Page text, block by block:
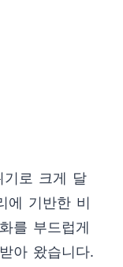
기로 크게 달
에 기반한 비
를 부드럽게
아 왔습니다.